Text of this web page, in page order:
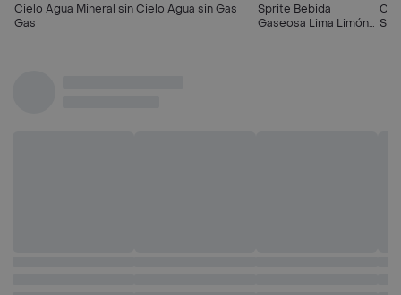
Cielo Agua Mineral sin
Gas
Cielo Agua sin Gas
Sprite Bebida
Gaseosa Lima Limón